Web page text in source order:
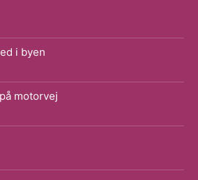
i byen
motorvej